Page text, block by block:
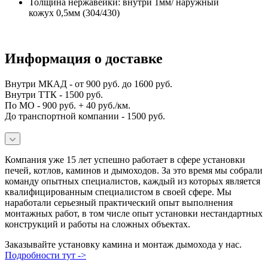
Толщина нержавейки: внутри 1мм/ наружный
кожух 0,5мм (304/430)
Информация о доставке
Внутри МКАД - от 900 руб. до 1600 руб.
Внутри ТТК - 1500 руб.
По МО - 900 руб. + 40 руб./км.
До транспортной компании - 1500 руб.
Компания уже 15 лет успешно работает в сфере установки
печей, котлов, каминов и дымоходов. За это время мы собрали
команду опытных специалистов, каждый из которых является
квалифицированным специалистом в своей сфере. Мы
наработали серьезный практический опыт выполнения
монтажных работ, в том числе опыт установки нестандартных
конструкций и работы на сложных объектах.
Заказывайте установку камина и монтаж дымохода у нас.
Подробности тут ->